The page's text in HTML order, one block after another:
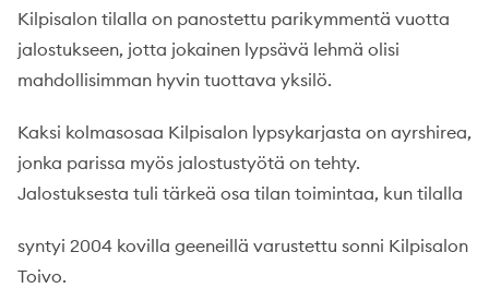
Kilpisalon tilalla on panostettu parikymmentä vuotta
jalostukseen, jotta jokainen lypsävä lehmä olisi
mahdollisimman hyvin tuottava yksilö.
Kaksi kolmasosaa Kilpisalon lypsykarjasta on ayrshirea,
jonka parissa myös jalostustyötä on tehty.
Jalostuksesta tuli tärkeä osa tilan toimintaa, kun tilalla
syntyi 2004 kovilla geeneillä varustettu sonni Kilpisalon
Toivo.